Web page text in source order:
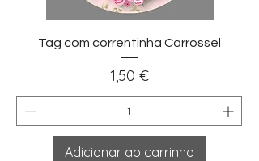
Tag com correntinha Carrossel
Preço
1,50 €
Adicionar ao carrinho